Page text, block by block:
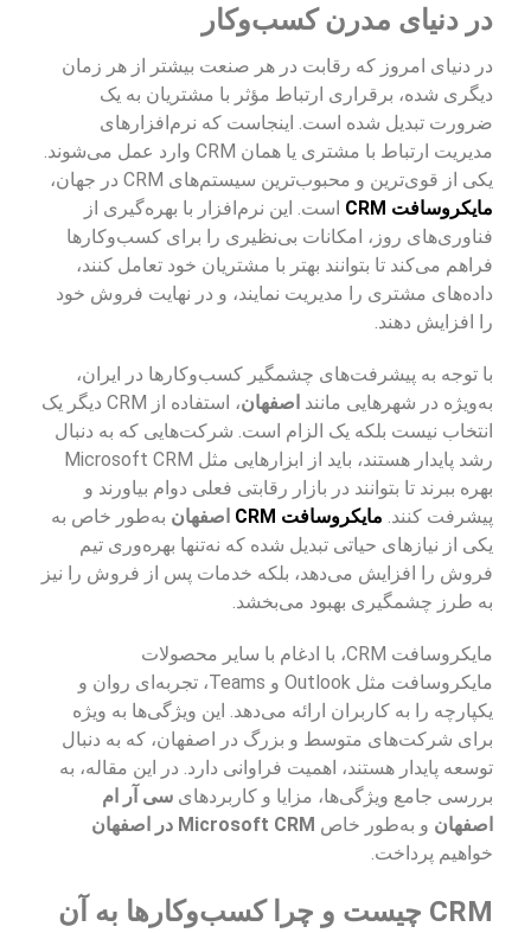
در دنیای مدرن کسب‌وکار
در دنیای امروز که رقابت در هر صنعت بیشتر از هر زمان
دیگری شده، برقراری ارتباط مؤثر با مشتریان به یک
ضرورت تبدیل شده است. اینجاست که نرم‌افزارهای
مدیریت ارتباط با مشتری یا همان CRM وارد عمل می‌شوند.
یکی از قوی‌ترین و محبوب‌ترین سیستم‌های CRM در جهان،
مایکروسافت CRM
است. این نرم‌افزار با بهره‌گیری از
فناوری‌های روز، امکانات بی‌نظیری را برای کسب‌وکارها
فراهم می‌کند تا بتوانند بهتر با مشتریان خود تعامل کنند،
داده‌های مشتری را مدیریت نمایند، و در نهایت فروش خود
را افزایش دهند.
با توجه به پیشرفت‌های چشمگیر کسب‌وکارها در ایران،
به‌ویژه در شهرهایی مانند اصفهان
، استفاده از CRM دیگر یک
انتخاب نیست بلکه یک الزام است. شرکت‌هایی که به دنبال
رشد پایدار هستند، باید از ابزارهایی مثل Microsoft CRM
بهره ببرند تا بتوانند در بازار رقابتی فعلی دوام بیاورند و
پیشرفت کنند. مایکروسافت CRM اصفهان به‌طور خاص به
یکی از نیازهای حیاتی تبدیل شده که نه‌تنها بهره‌وری تیم
فروش را افزایش می‌دهد، بلکه خدمات پس از فروش را نیز
به طرز چشمگیری بهبود می‌بخشد.
مایکروسافت CRM، با ادغام با سایر محصولات
مایکروسافت مثل Outlook و Teams، تجربه‌ای روان و
یکپارچه را به کاربران ارائه می‌دهد. این ویژگی‌ها به ویژه
برای شرکت‌های متوسط و بزرگ در اصفهان، که به دنبال
توسعه پایدار هستند، اهمیت فراوانی دارد. در این مقاله، به
بررسی جامع ویژگی‌ها، مزایا و کاربردهایسی آر ام
اصفهان و به‌طور خاص Microsoft CRM در اصفهان
خواهیم پرداخت.
CRM چیست و چرا کسب‌وکارها به آن